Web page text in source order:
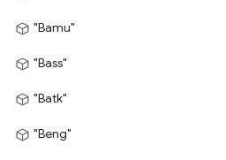
"Bamu"
"Bass"
"Batk"
"Beng"